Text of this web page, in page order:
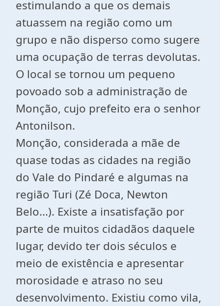
estimulando a que os demais
atuassem na região como um
grupo e não disperso como sugere
uma ocupação de terras devolutas.
O local se tornou um pequeno
povoado sob a administração de
Monção, cujo prefeito era o senhor
Antonilson.
Monção, considerada a mãe de
quase todas as cidades na região
do Vale do Pindaré e algumas na
região Turi (Zé Doca, Newton
Belo...). Existe a insatisfação por
parte de muitos cidadãos daquele
lugar, devido ter dois séculos e
meio de existência e apresentar
morosidade e atraso no seu
desenvolvimento. Existiu como vila,